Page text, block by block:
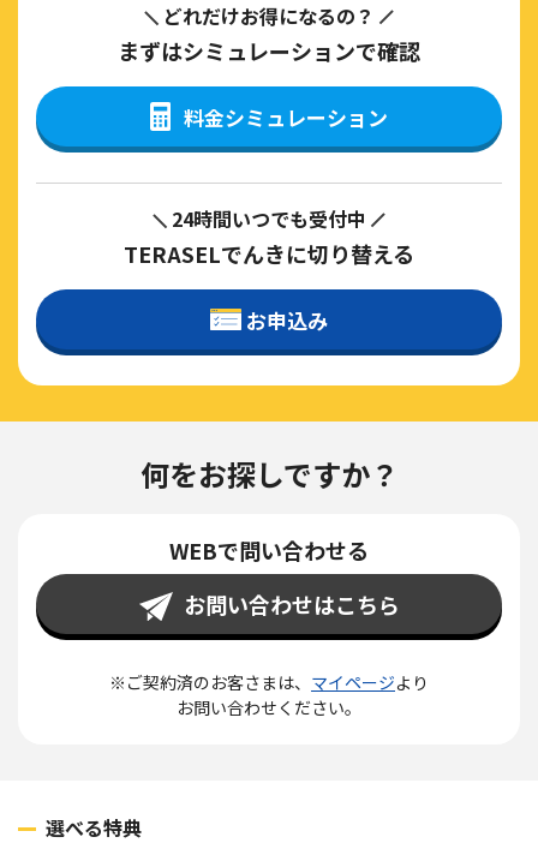
どれだけお得になるの？
まずはシミュレーションで確認
料金シミュレーション
24時間いつでも受付中
TERASELでんきに切り替える
お申込み
何をお探しですか？
WEBで問い合わせる
お問い合わせはこちら
※ご契約済のお客さまは、 マイページより
お問い合わせください。
選べる特典